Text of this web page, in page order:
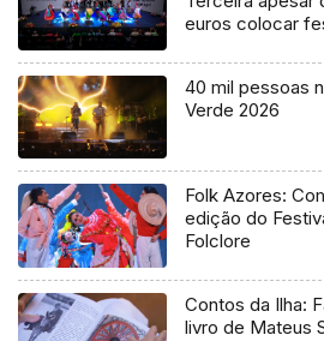
euros colocar
40 mil pessoas
Verde 2026
Folk Azores:
edição do
Folclore
Contos da Ilha:
livro de Mateus